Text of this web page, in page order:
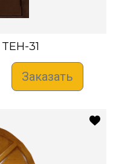
TEH-31
Заказать